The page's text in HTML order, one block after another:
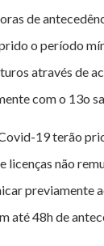
de
o período
através de
com o 13o
19 terão
licenças não
até 48h de